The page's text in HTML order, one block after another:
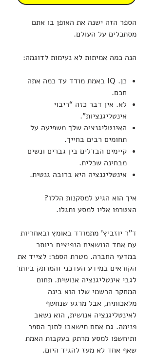
הספר הזה ישנה את האופן בו אתם
מסתכלים על העולם.
הנה כמה אמיתות לא נעימות לדוגמה:
כן. IQ באמת מודד עד כמה אתה
חכם.
לא. אין דבר כזה “ריבוי
אינטליגנציות”.
האינטליגנציה שלך משפיעה על
תחומים רבים בחייך.
קיימים הבדלים בין גברים ונשים
מבחינה שכלית.
אינטליגנציה היא ברובה גנטית.
איך הוא הגיע למסקנות הללו?
הצטרפו אליו למסע ותגלו.
ד”ר יוזביץ’ מתמודד באומץ ובאחריות
עם אחד הנושאים הנפיצים ביותר
במדעי החברה. מטרת הספר: לצייד את
הקוראים במידע העדכני והמרתק ביותר
לגבי אינטליגנציה אנושית. תחום
המחקר הרשמי שלו הוא בינה
מלאכותית, אבל מרגע שנחשף
לאינטליגנציה אנושית, הוא נשאב
פנימה. גם אתם תישאבו לתוך הספר
ותיחשפו למסע מרתק בעקבות האמת
שאף אחד לא מעז להגיד היום.